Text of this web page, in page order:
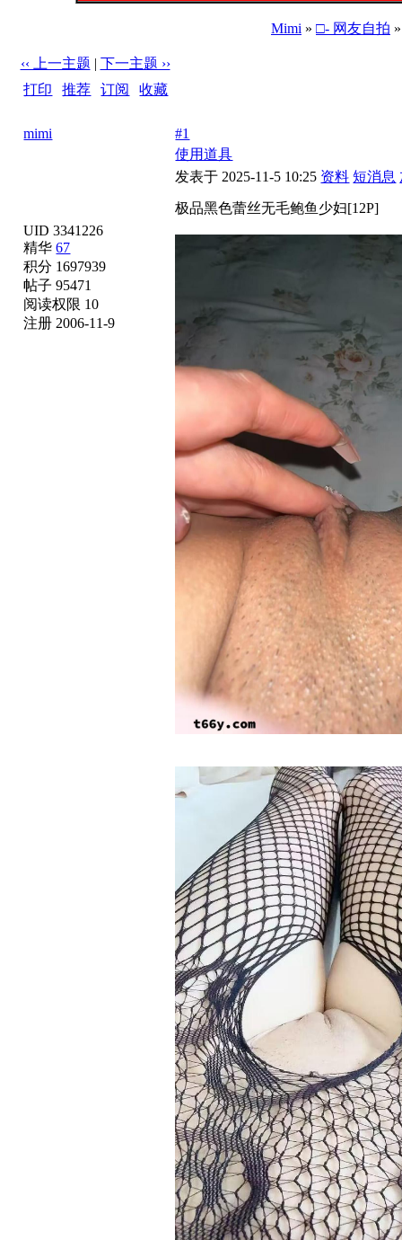
Mimi » □- 网友自拍
‹‹ 上一主题 | 下一主题 ››
打印 |推荐 |订阅 |收藏
mimi
UID 3341226
精华67
积分 1697939
帖子 95471
阅读权限 10
注册 2006-11-9
#1
使用道具
发表于 2025-11-5 10:25 资料 短消息
极品黑色蕾丝无毛鲍鱼少妇[12P]